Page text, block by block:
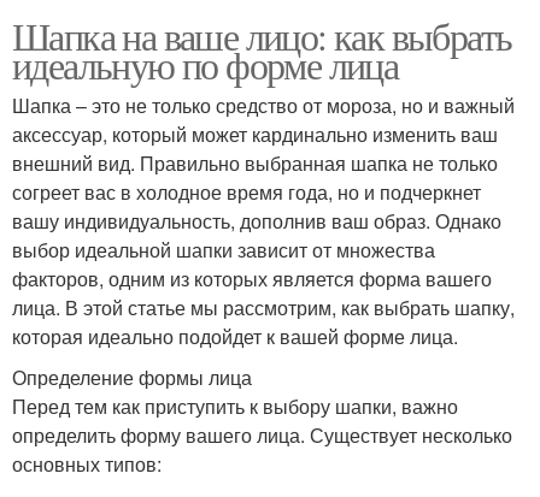
Шапка на ваше лицо: как выбрать
идеальную по форме лица
Шапка – это не только средство от мороза, но и важный
аксессуар, который может кардинально изменить ваш
внешний вид. Правильно выбранная шапка не только
согреет вас в холодное время года, но и подчеркнет
вашу индивидуальность, дополнив ваш образ. Однако
выбор идеальной шапки зависит от множества
факторов, одним из которых является форма вашего
лица. В этой статье мы рассмотрим, как выбрать шапку,
которая идеально подойдет к вашей форме лица.
Определение формы лица
Перед тем как приступить к выбору шапки, важно
определить форму вашего лица. Существует несколько
основных типов: